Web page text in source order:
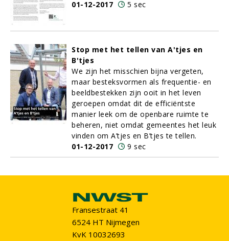
01-12-2017
5 sec
Stop met het tellen van A'tjes en
B'tjes
We zijn het misschien bijna vergeten,
maar besteksvormen als frequentie- en
beeldbestekken zijn ooit in het leven
geroepen omdat dit de efficiëntste
manier leek om de openbare ruimte te
beheren, niet omdat gemeentes het leuk
vinden om A’tjes en B’tjes te tellen.
01-12-2017
9 sec
Fransestraat 41
6524 HT Nijmegen
KvK 10032693